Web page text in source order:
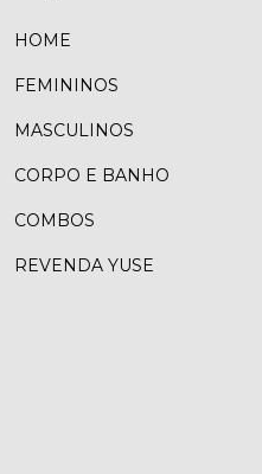
HOME
FEMININOS
MASCULINOS
CORPO E BANHO
COMBOS
REVENDA YUSE